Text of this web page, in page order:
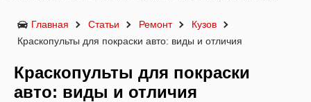
Главная Статьи Ремонт
Кузов
Краскопульты для покраски авто: виды и отличия
Краскопульты для покраски
авто: виды и отличия